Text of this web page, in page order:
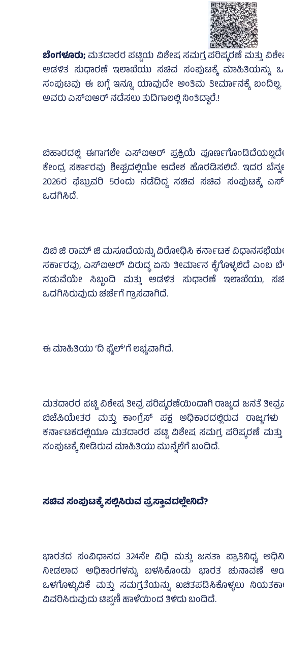
ಬೆಂಗಳೂರು; ಮತದಾರರ ಪಟ್ಟಿಯ ವಿಶೇಷ ಸಮಗ್ರ ಪರಿಷ್ಕರಣೆ ಮತ್ತು ವಿಶೇಷ
ಆಡಳಿತ ಸುಧಾರಣೆ ಇಲಾಖೆಯು ಸಚಿವ ಸಂಪುಟಕ್ಕೆ
ಸಂಪುಟವು ಈ ಬಗ್ಗೆ ಇನ್ನೂ ಯಾವುದೇ ಅಂತಿಮ ತೀರ್ಮಾನಕ್ಕೆ
ಅವರು ಎಸ್‌ಐಆರ್ ನಡೆಸಲು ತುದಿಗಾಲಲ್ಲಿ ನಿಂತಿದ್ದಾರೆ.!
ಬಿಹಾರದಲ್ಲಿ ಈಗಾಗಲೇ ಎಸ್‌ಐಆರ್ ಪ್ರಕ್ರಿಯೆ
ಕೇಂದ್ರ ಸರ್ಕಾರವು ಶೀಘ್ರದಲ್ಲಿಯೇ ಆದೇಶ ಹೊರಡಿಸಲಿದೆ. ಇದರ
2026ರ ಫೆಬ್ರುವರಿ 5ರಂದು ನಡೆದಿದ್ದ ಸಚಿವ ಸಚಿವ ಸಂಪುಟಕ್ಕೆ
ಒದಗಿಸಿದೆ.
ವಿಬಿ ಜಿ ರಾಮ್ ಜಿ ಮಸೂದೆಯನ್ನು ವಿರೋಧಿಸಿ ಕರ್ನಾಟಕ ವಿಧಾನಸಭೆಯಲ್ಲಿ
ಸರ್ಕಾರವು, ಎಸ್‌ಐಆರ್‍‌ ವಿರುದ್ಧ ಏನು ತೀರ್ಮಾನ ಕೈಗೊಳ್ಳಲಿದೆ
ನಡುವೆಯೇ ಸಿಬ್ಬಂದಿ ಮತ್ತು ಆಡಳಿತ ಸುಧಾರಣೆ ಇಲಾಖೆಯು,
ಒದಗಿಸಿರುವುದು ಚರ್ಚೆಗೆ ಗ್ರಾಸವಾಗಿದೆ.
ಈ ಮಾಹಿತಿಯು ‘ದಿ ಫೈಲ್‌’ಗೆ ಲಭ್ಯವಾಗಿದೆ.
ಮತದಾರರ ಪಟ್ಟಿ ವಿಶೇಷ ತೀವ್ರ ಪರಿಷ್ಕರಣೆಯಿಂದಾಗಿ ರಾಜ್ಯದ ಜನತೆ
ಬಿಜೆಪಿಯೇತರ ಮತ್ತು ಕಾಂಗ್ರೆಸ್‌ ಪಕ್ಷ ಅಧಿಕಾರದಲ್ಲಿರುವ
ಕರ್ನಾಟಕದಲ್ಲಿಯೂ ಮತದಾರರ ಪಟ್ಟಿ ವಿಶೇಷ ಸಮಗ್ರ ಪರಿಷ್ಕರಣೆ ಮತ್ತು
ಸಂಪುಟಕ್ಕೆ ನೀಡಿರುವ ಮಾಹಿತಿಯು ಮುನ್ನೆಲೆಗೆ ಬಂದಿದೆ.
ಸಚಿವ ಸಂಪುಟಕ್ಕೆ ಸಲ್ಲಿಸಿರುವ ಪ್ರಸ್ತಾವದಲ್ಲೇನಿದೆ?
ಭಾರತದ ಸಂವಿಧಾನದ 324ನೇ ವಿಧಿ ಮತ್ತು ಜನತಾ ಪ್ರಾತಿನಿಧ್ಯ
ನೀಡಲಾದ ಅಧಿಕಾರಗಳನ್ನು ಬಳಸಿಕೊಂಡು ಭಾರತ
ಒಳಗೊಳ್ಳುವಿಕೆ ಮತ್ತು ಸಮಗ್ರತೆಯನ್ನು ಖಚಿತಪಡಿಸಿಕೊಳ್ಳಲು
ವಿವರಿಸಿರುವುದು ಟಿಪ್ಪಣಿ ಹಾಳೆಯಿಂದ ತಿಳಿದು ಬಂದಿದೆ.